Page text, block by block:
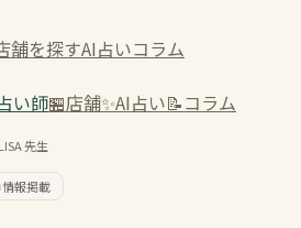
舗を探すAI占いコラム
い師🏪店舗✨AI占い📝コラム
LISA先生
情報掲載